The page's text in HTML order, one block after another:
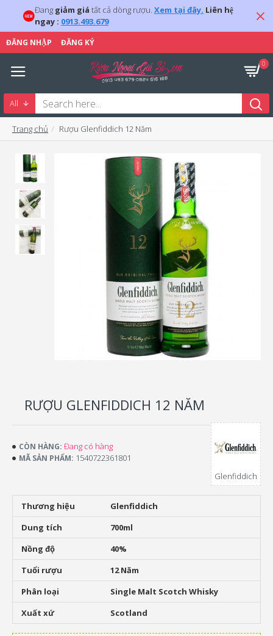
Đang giảm giá tất cả dòng rượu. Xem tại đây. Liên hệ
ngay : 0913.493.679
ĐĂNG NHẬP ĐĂNG KÝ
0
All
Trang chủ Rượu Glenfiddich 12 Năm
RƯỢU GLENFIDDICH 12 NĂM
Thương hiệu
Glenfiddich
Dung tích
700ml
Nồng độ
40%
Tuổi rượu
12 Năm
Phân loại
Single Malt Scotch Whisky
Xuất xứ
Scotland
CÒN HÀNG: Đang có hàng
MÃ SẢN PHẨM: 1540722361801
Glenfiddich